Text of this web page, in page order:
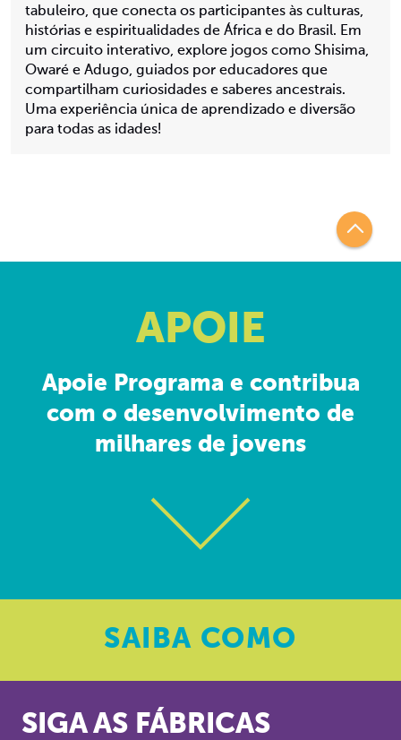
tabuleiro, que conecta os participantes às culturas,
histórias e espiritualidades de África e do Brasil. Em
um circuito interativo, explore jogos como Shisima,
Owaré e Adugo, guiados por educadores que
compartilham curiosidades e saberes ancestrais.
Uma experiência única de aprendizado e diversão
para todas as idades!
APOIE
Apoie Programa e contribua
com o desenvolvimento de
milhares de jovens
SAIBA COMO
SIGA AS FÁBRICAS